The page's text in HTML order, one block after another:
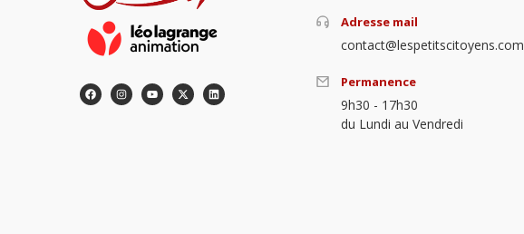
Adresse mail
contact@lespetitscitoyens.com
Permanence
9h30 - 17h30
du Lundi au Vendredi